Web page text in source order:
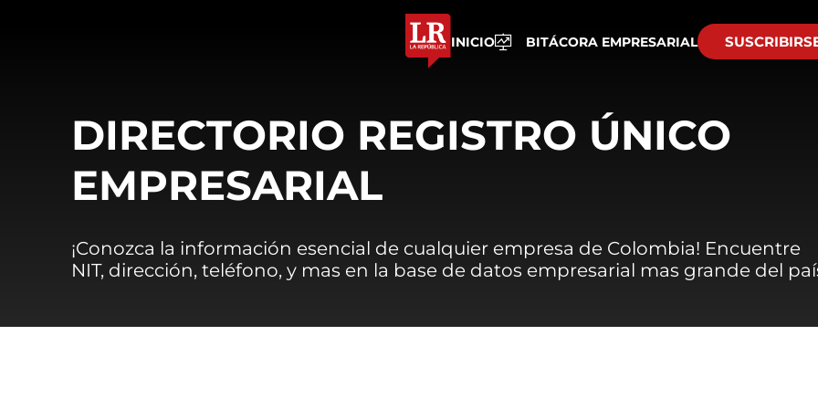
INICIO BITÁCORA EMPRESARIAL
DIRECTORIO REGISTRO ÚNICO
EMPRESARIAL
¡Conozca la información esencial de cualquier empresa de Colombia! Encuentre
NIT, dirección, teléfono, y mas en la base de datos empresarial mas grande del